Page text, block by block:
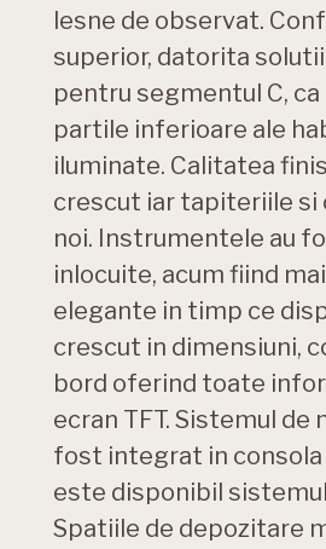
lesne de observat.
superior, datorita
pentru segmentul C,
partile inferioare ale
iluminate. Calitatea
crescut iar tapiteriile si
noi. Instrumentele au
inlocuite, acum fiind
elegante in timp ce
crescut in dimensiuni,
bord oferind toate
ecran TFT. Sistemul de
fost integrat in consola
este disponibil
Spatiile de depozitare